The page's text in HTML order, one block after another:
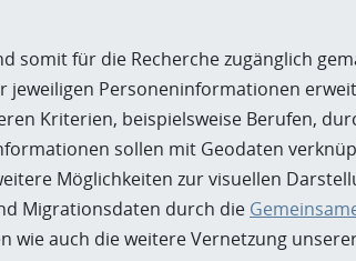
für die Recherche zugänglich
Personeninformationen
Kriterien, beispielsweise Berufen,
sollen mit Geodaten
Möglichkeiten zur visuellen
Migrationsdaten durch die
auch die weitere Vernetzung